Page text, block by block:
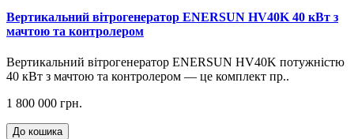
Вертикальний вітрогенератор ENERSUN HV40K 40 кВт з
мачтою та контролером
Вертикальний вітрогенератор ENERSUN HV40K потужністю
40 кВт з мачтою та контролером — це комплект пр..
1 800 000 грн.
До кошика